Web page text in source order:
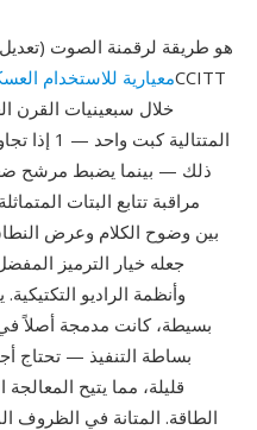
CVSD (تعديل دلتا ذو ميلان متغير مستمر) هو طريقة لرقمنة الصوت
معيارية للاستخدام
خلال سبعينيات القرن
ذلك — بينما يضبط مرشح
جعله خيار الترميز
وأنظمة الراديو
بسيطة، كانت مدمجة أصلاً
بساطة التنفيذ — تحتاج
قليلة، مما يتيح
الطاقة. المتانة في